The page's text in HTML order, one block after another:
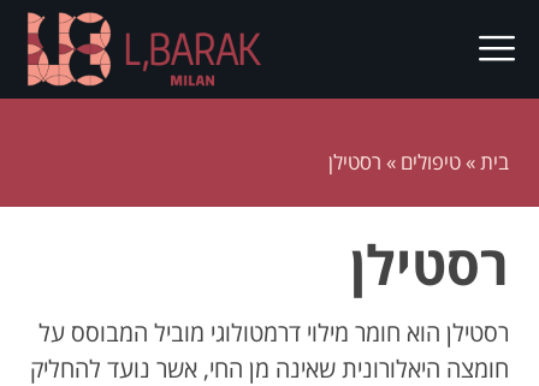
בית»טיפולים » רסטילן
רסטילן
רסטילן הוא חומר מילוי דרמטולוגי מוביל המבוסס על
חומצה היאלורונית שאינה מן החי, אשר נועד להחליק